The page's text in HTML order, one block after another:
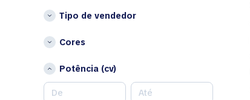
Bestune
Bugatti
Polónia
Outros
Bulgária
Tipo de vendedor
Cores
Potência (cv)